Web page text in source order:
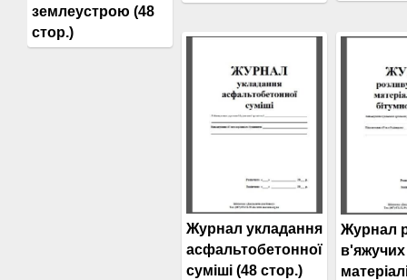
землеустрою (48
стор.)
Журнал укладання
асфальтобетонної
суміші (48 стор.)
Журнал
в'яжучих